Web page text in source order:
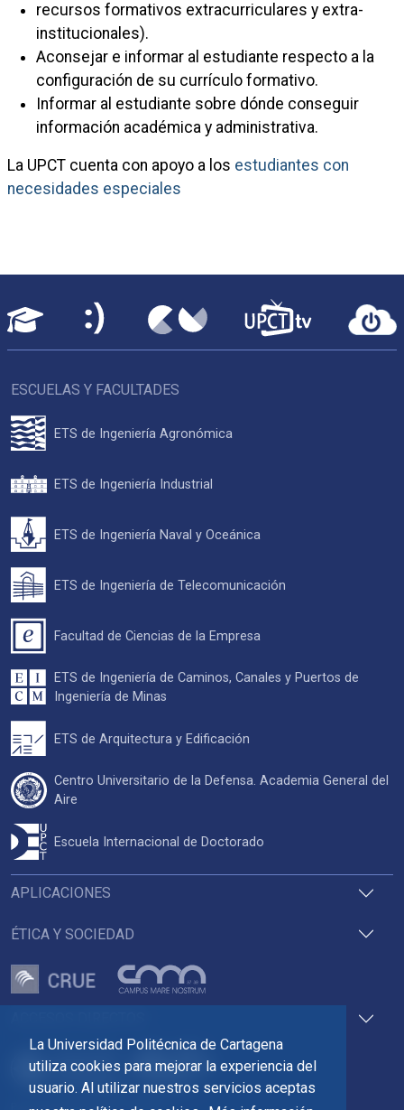
La Universidad Politécnica de Cartagena
utiliza cookies para mejorar la experiencia del
usuario. Al utilizar nuestros servicios aceptas
recursos formativos extracurriculares y extra-
institucionales).
Aconsejar e informar al estudiante respecto a la
configuración de su currículo formativo.
Informar al estudiante sobre dónde conseguir
información académica y administrativa.
La UPCT cuenta con apoyo a los estudiantes con
necesidades especiales
Pza. del Cronista Isidoro Valverde
APLICACIONES
ÉTICA Y SOCIEDAD
ESCUELAS Y FACULTADES
ETS de Ingeniería Agronómica
ETS de Ingeniería Industrial
ETS de Ingeniería Naval y Oceánica
ETS de Ingeniería de Telecomunicación
Facultad de Ciencias de la Empresa
ETS de Ingeniería de Caminos, Canales y Puertos de
Ingeniería de Minas
ETS de Arquitectura y Edificación
Centro Universitario de la Defensa. Academia General del
Aire
Escuela Internacional de Doctorado